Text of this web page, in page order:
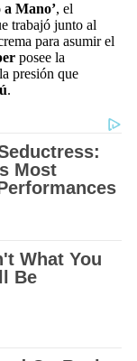
a Mano’, el
trabajó junto al
para asumir el
posee la
presión que
.